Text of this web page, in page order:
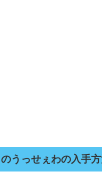
うっせぇわの入手